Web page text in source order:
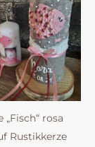
„Fisch“ rosa
Rustikkerze